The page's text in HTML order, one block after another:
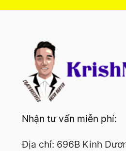
Nhận tư vấn miễn phí:
Địa chỉ: 696B Kinh